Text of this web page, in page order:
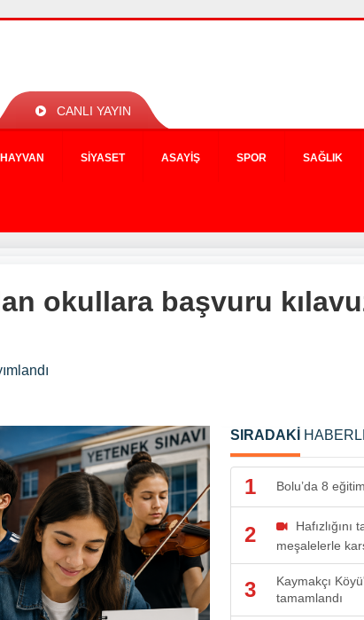
CANLI YAYIN
SIYASET ASAYIŞ SPOR SAĞLIK
okullara başvuru
SIRADAKİ
1 Bolu’da 8
2
meşalelerle
3
Kaymakçı
tamamlandı